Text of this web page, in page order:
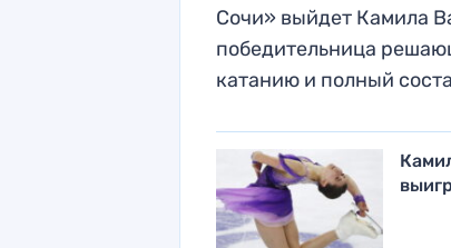
Сочи» выйдет Камила
победительница
катанию и полный